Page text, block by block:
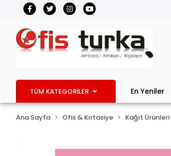
TÜM KATEGORİLER En Yeniler
Ana Sayfa Ofis & Kırtasiye Kağıt Ürünleri